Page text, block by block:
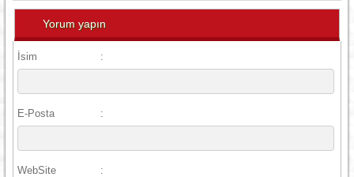
Yorum yapın
İsim :
E-Posta :
WebSite :